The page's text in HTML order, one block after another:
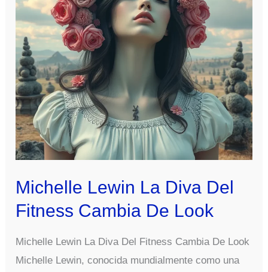
Michelle Lewin La Diva Del
Fitness Cambia De Look
Michelle Lewin La Diva Del Fitness Cambia De Look
Michelle Lewin, conocida mundialmente como una